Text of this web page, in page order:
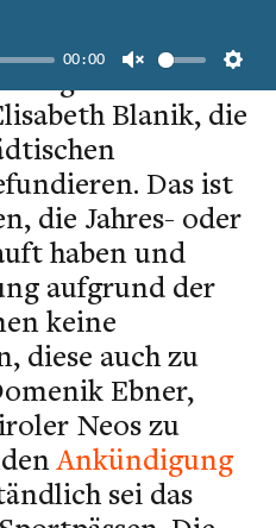
00:00
Unmute
von
Blanik, die
Das ist
die Jahres- oder
haben und
aufgrund der
keine
diese auch zu
Ebner,
Neos zu
Ankündigung
sei das